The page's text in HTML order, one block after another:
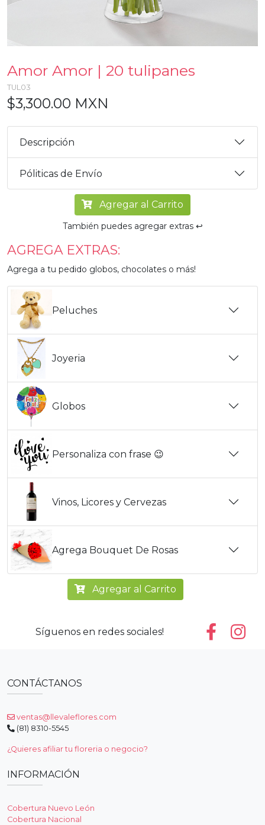
Amor Amor | 20 tulipanes
TUL03
$3,300.00 MXN
Descripción
Póliticas de Envío
Agregar al Carrito
También puedes agregar extras ↩️
AGREGA EXTRAS:
Agrega a tu pedido globos, chocolates o más!
Peluches
Joyeria
Globos
Personaliza con frase 😉
Vinos, Licores y Cervezas
Agrega Bouquet De Rosas
Agregar al Carrito
Síguenos en redes sociales!
CONTÁCTANOS
ventas@llevaleflores.com
(81) 8310-5545
¿Quieres afiliar tu floreria o negocio?
INFORMACIÓN
Cobertura Nuevo León
Cobertura Nacional